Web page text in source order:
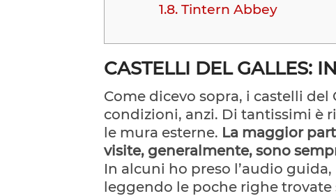
1.8.Tintern Abbey
CASTELLI DEL GALLES:
Come dicevo sopra, i castelli
condizioni, anzi. Di tantissimi è
le mura esterne. La maggior
visite, generalmente, sono
In alcuni ho preso l’audio
leggendo le poche righe trovate